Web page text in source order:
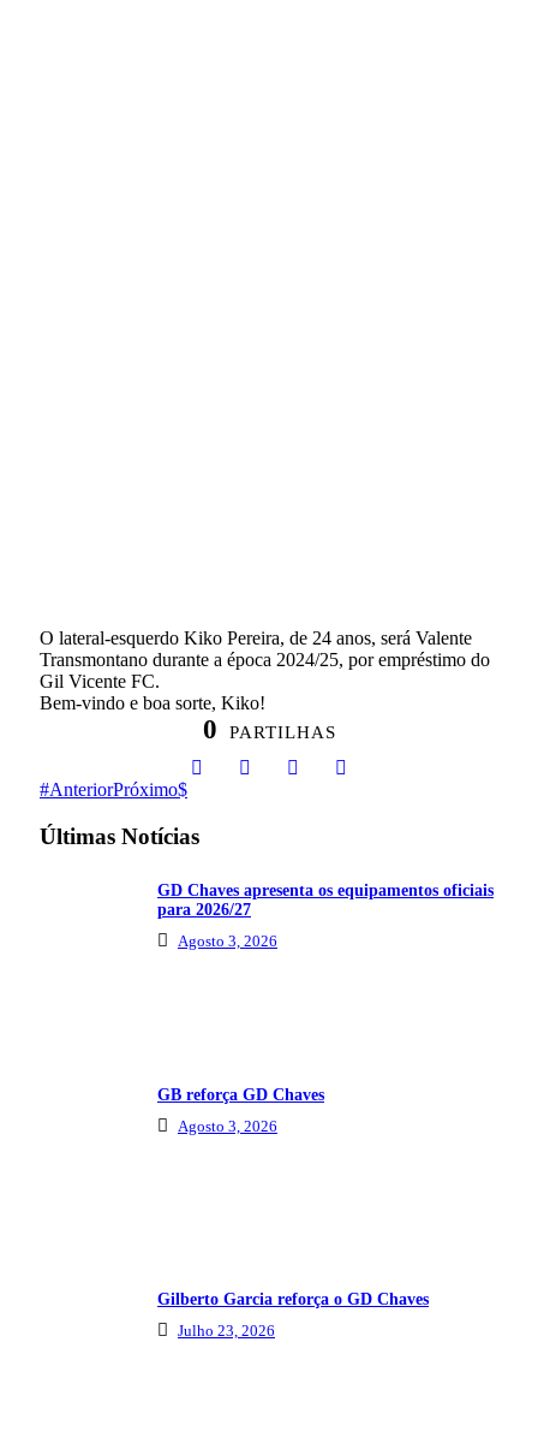
O lateral-esquerdo Kiko Pereira, de 24 anos, será Valente
Transmontano durante a época 2024/25, por empréstimo do
Gil Vicente FC.
Bem-vindo e boa sorte, Kiko!
0 PARTILHAS
AnteriorPróximo
Últimas Notícias
GD Chaves apresenta os equipamentos oficiais
para 2026/27
Agosto 3, 2026
GB reforça GD Chaves
Agosto 3, 2026
Gilberto Garcia reforça o GD Chaves
Julho 23, 2026